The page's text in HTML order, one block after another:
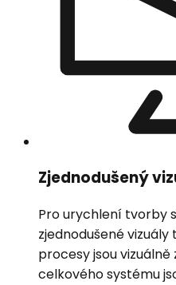
Zjednodušený
Pro urychlení tvorby
zjednodušené
procesy jsou
celkového systému